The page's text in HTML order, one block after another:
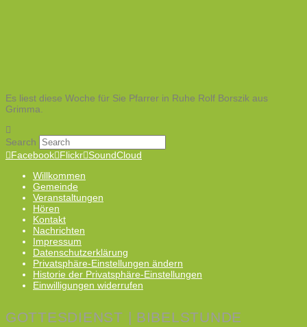
Es liest diese Woche für Sie Pfarrer in Ruhe Rolf Borszik aus
Grimma.
Search
Facebook Flickr SoundCloud
Willkommen
Gemeinde
Veranstaltungen
Hören
Kontakt
Nachrichten
Impressum
Datenschutzerklärung
Privatsphäre-Einstellungen ändern
Historie der Privatsphäre-Einstellungen
Einwilligungen widerrufen
GOTTESDIENST | BIBELSTUNDE